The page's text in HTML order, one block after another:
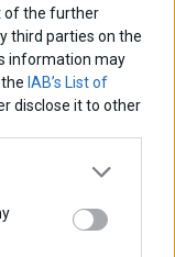
of the further
third parties on the
information may
IAB’s List of
disclose it to other